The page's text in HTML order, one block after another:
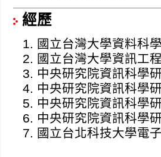
經歷
國立台灣大學資料科
國立台灣大學資訊工
中央研究院資訊科學
中央研究院資訊科學
中央研究院資訊科學
中央研究院資訊科學
國立台北科技大學電